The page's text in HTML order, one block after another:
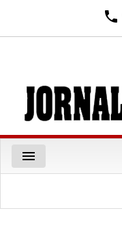
phone
menu